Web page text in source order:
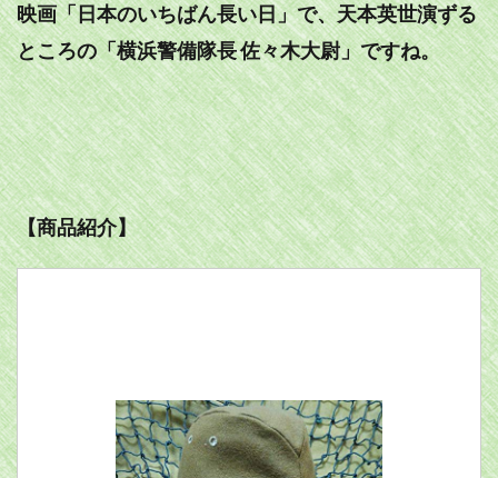
映画「日本のいちばん長い日」で、天本英世演ずる
ところの「横浜警備隊長 佐々木大尉」ですね。
【商品紹介】